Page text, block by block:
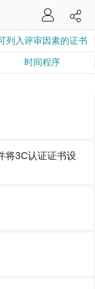
列入评审因素的证书
时间程序
将3C认证证书设